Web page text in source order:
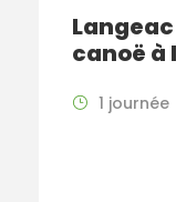
canoë à
1 journée